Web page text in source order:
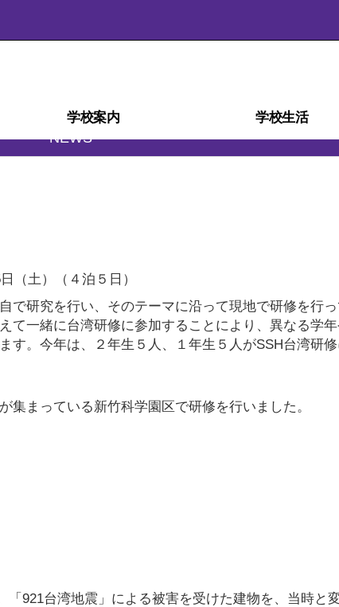
学校案内 学校生活
NEWS
（土）（４泊５日）
で研究を行い、そのテーマに沿って現地で研修を行
て一緒に台湾研修に参加することにより、異なる学
す。今年は、２年生５人、１年生５人がSSH台湾研
まっている新竹科学園区で研修を行いました。
921台湾地震」による被害を受けた建物を、当時と